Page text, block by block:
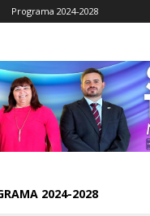
Programa 2024-2028
2024-2028